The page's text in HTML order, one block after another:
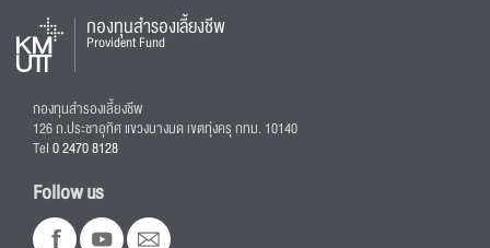
กองทุนสำรองเลี้ยงชีพ
Provident Fund
กองทุนสำรองเลี้ยงชีพ
126 ถ.ประชาอุทิศ แขวงบางมด เขตทุ่งครุ กทม. 10140
Tel0 2470 8128
Follow us